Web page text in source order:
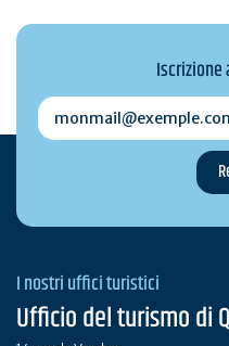
monmail@exemple.com
I nostri uffici turistici
Ufficio del turismo di